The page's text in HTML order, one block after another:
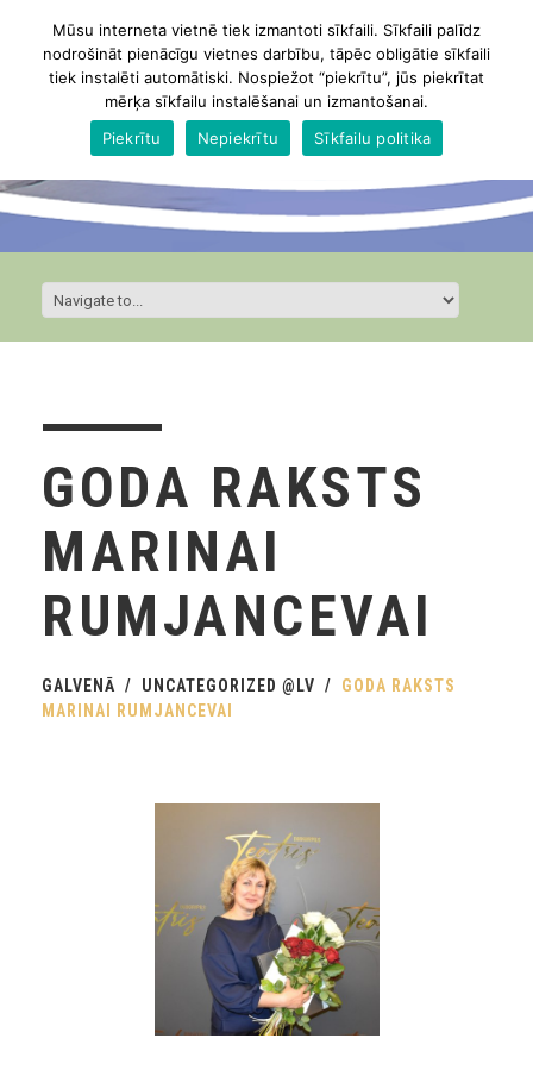
GODA RAKSTS
MARINAI
RUMJANCEVAI
GALVENĀ UNCATEGORIZED @LV
GODA RAKSTS
MARINAI RUMJANCEVAI
Mūsu interneta vietnē tiek izmantoti sīkfaili. Sīkfaili palīdz
nodrošināt pienācīgu vietnes darbību, tāpēc obligātie sīkfaili
tiek instalēti automātiski. Nospiežot “piekrītu”, jūs piekrītat
mērķa sīkfailu instalēšanai un izmantošanai.
Piekrītu
Nepiekrītu Sīkfailu politika